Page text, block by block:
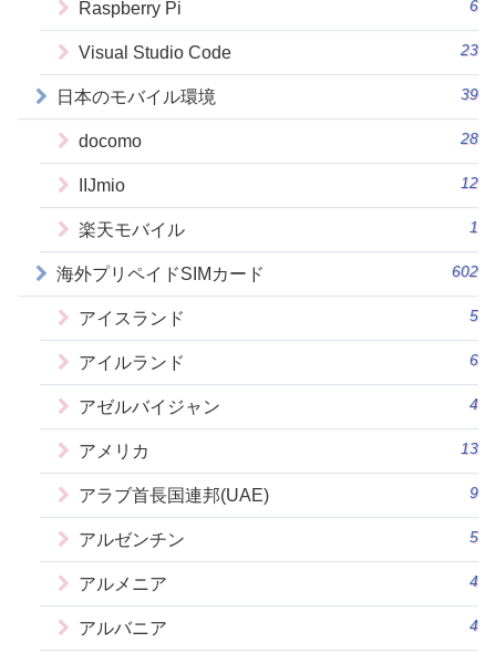
Raspberry Pi 6
Visual Studio Code 23
日本のモバイル環境 39
docomo 28
IIJmio 12
楽天モバイル 1
海外プリペイドSIMカード 602
アイスランド 5
アイルランド 6
アゼルバイジャン 4
アメリカ 13
アラブ首長国連邦(UAE) 9
アルゼンチン 5
アルメニア 4
アルバニア 4